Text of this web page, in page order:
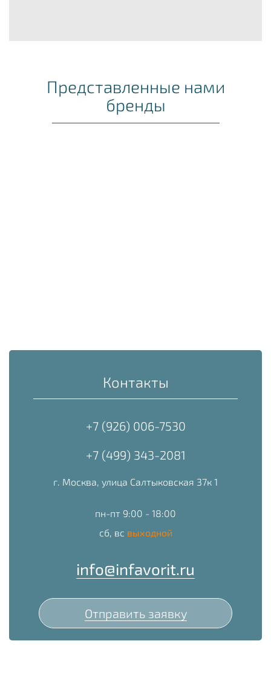
Представленные нами
бренды
Контакты
+7 (926) 006-7530
+7 (499) 343-2081
г. Москва, улица Салтыковская 37к 1
пн-пт 9:00 - 18:00
сб, вс выходной
info@infavorit.ru
Отправить заявку